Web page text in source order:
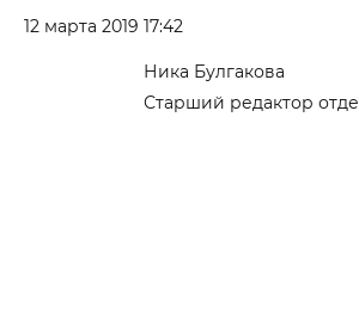
12 марта 2019 17:42
Ника Булгакова
Старший редактор